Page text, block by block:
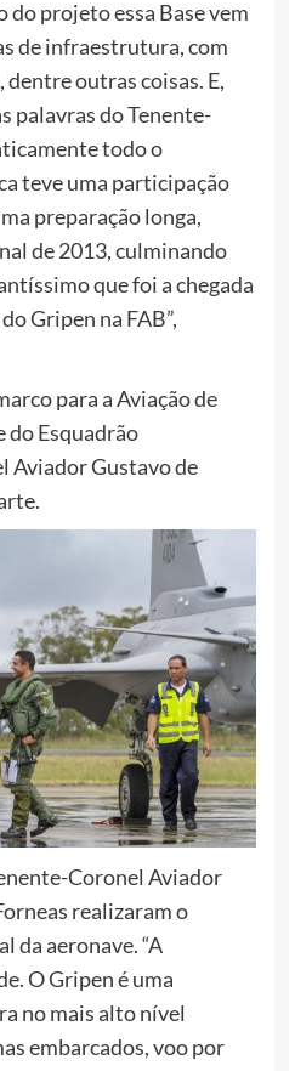
do projeto essa Base vem
de infraestrutura, com
outras coisas. E,
palavras do Tenente-
todo o
teve uma participação
preparação longa,
de 2013, culminando
que foi a chegada
Gripen na FAB”,
para a Aviação de
do Esquadrão
Aviador Gustavo de
Coronel Aviador
realizaram o
da aeronave. “A
O Gripen é uma
no mais alto nível
embarcados, voo por